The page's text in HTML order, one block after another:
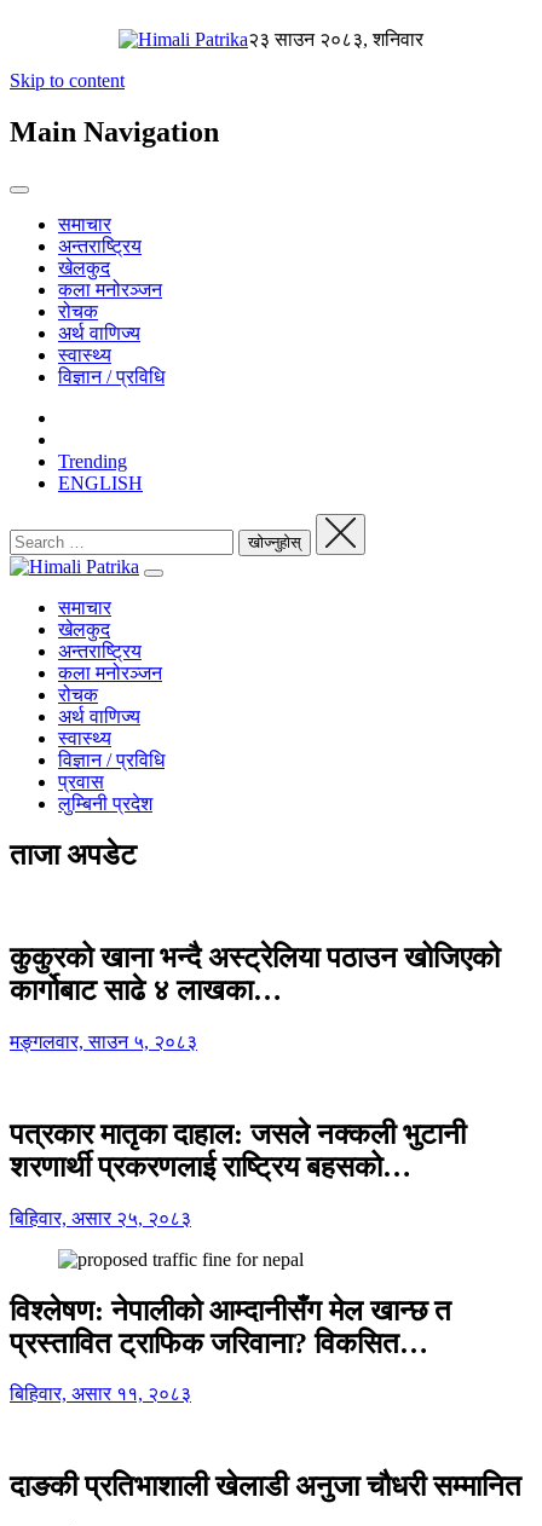
२३ साउन २०८३, शनिवार
Skip to content
Main Navigation
समाचार
अन्तराष्ट्रिय
खेलकुद
कला मनोरञ्जन
रोचक
अर्थ वाणिज्य
स्वास्थ्य
विज्ञान / प्रविधि
Trending
ENGLISH
समाचार
खेलकुद
अन्तराष्ट्रिय
कला मनोरञ्जन
रोचक
अर्थ वाणिज्य
स्वास्थ्य
विज्ञान / प्रविधि
प्रवास
लुम्बिनी प्रदेश
ताजा अपडेट
कुकुरको खाना भन्दै अस्ट्रेलिया पठाउन खोजिएको
कार्गोबाट साढे ४ लाखका…
मङ्गलवार, साउन ५, २०८३
पत्रकार मातृका दाहाल: जसले नक्कली भुटानी
शरणार्थी प्रकरणलाई राष्ट्रिय बहसको…
बिहिवार, असार २५, २०८३
विश्लेषण: नेपालीको आम्दानीसँग मेल खान्छ त
प्रस्तावित ट्राफिक जरिवाना? विकसित…
बिहिवार, असार ११, २०८३
दाङकी प्रतिभाशाली खेलाडी अनुजा चौधरी सम्मानित